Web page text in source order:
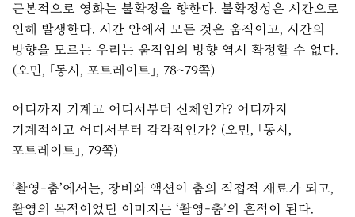
근본적으로 영화는 불확정을 향한다. 불확정성은 시간으로
인해 발생한다. 시간 안에서 모든 것은 움직이고, 시간의
방향을 모르는 우리는 움직임의 방향 역시 확정할 수 없다.
(오민, 「동시, 포트레이트」, 78~79쪽)
어디까지 기계고 어디서부터 신체인가? 어디까지
기계적이고 어디서부터 감각적인가? (오민, 「동시,
포트레이트」, 79쪽)
‘촬영-춤’에서는, 장비와 액션이 춤의 직접적 재료가 되고,
촬영의 목적이었던 이미지는 ‘촬영-춤’의 흔적이 된다.